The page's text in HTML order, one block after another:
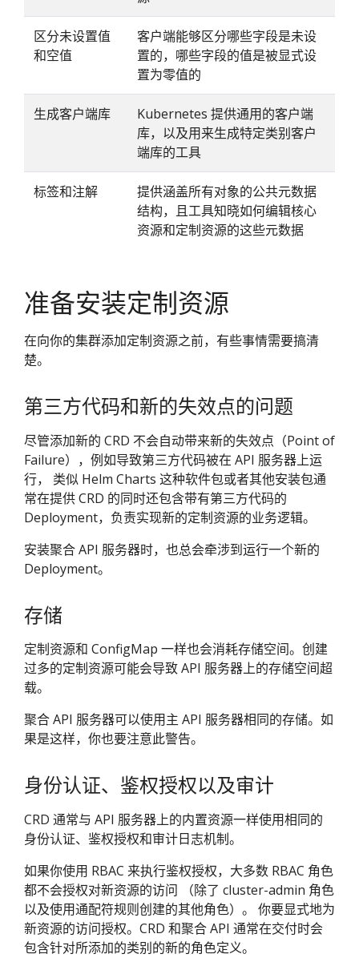
区分未设置值
和空值
客户端能够区分哪些字段是未设
置的，哪些字段的值是被显式设
置为零值的
生成客户端库
Kubernetes 提供通用的客户端
库，以及用来生成特定类别客户
端库的工具
标签和注解
提供涵盖所有对象的公共元数据
结构，且工具知晓如何编辑核心
资源和定制资源的这些元数据
准备安装定制资源
在向你的集群添加定制资源之前，有些事情需要搞清
楚。
第三方代码和新的失效点的问题
尽管添加新的 CRD 不会自动带来新的失效点（Point of
Failure），例如导致第三方代码被在 API 服务器上运
行， 类似 Helm Charts 这种软件包或者其他安装包通
常在提供 CRD 的同时还包含带有第三方代码的
Deployment，负责实现新的定制资源的业务逻辑。
安装聚合 API 服务器时，也总会牵涉到运行一个新的
Deployment。
存储
定制资源和 ConfigMap 一样也会消耗存储空间。创建
过多的定制资源可能会导致 API 服务器上的存储空间超
载。
聚合 API 服务器可以使用主 API 服务器相同的存储。如
果是这样，你也要注意此警告。
身份认证、鉴权授权以及审计
CRD 通常与 API 服务器上的内置资源一样使用相同的
身份认证、鉴权授权和审计日志机制。
如果你使用 RBAC 来执行鉴权授权，大多数 RBAC 角色
都不会授权对新资源的访问 （除了 cluster-admin 角色
以及使用通配符规则创建的其他角色）。 你要显式地为
新资源的访问授权。CRD 和聚合 API 通常在交付时会
包含针对所添加的类别的新的角色定义。